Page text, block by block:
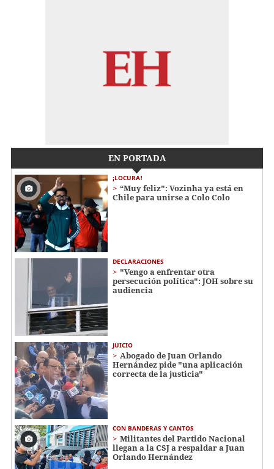
EN PORTADA
¡LOCURA!
“Muy feliz": Vozinha ya está en
Chile para unirse a Colo Colo
DECLARACIONES
"Vengo a enfrentar otra
persecución política": JOH sobre su
audiencia
JUICIO
Abogado de Juan Orlando
Hernández pide "una aplicación
correcta de la justicia"
CON BANDERAS Y CANTOS
Militantes del Partido Nacional
llegan a la CSJ a respaldar a Juan
Orlando Hernández